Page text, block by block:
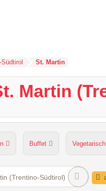
St. Martin
Martin
Buffet Vegetarisch
im Freien grüner
(Trentino-Südtirol)